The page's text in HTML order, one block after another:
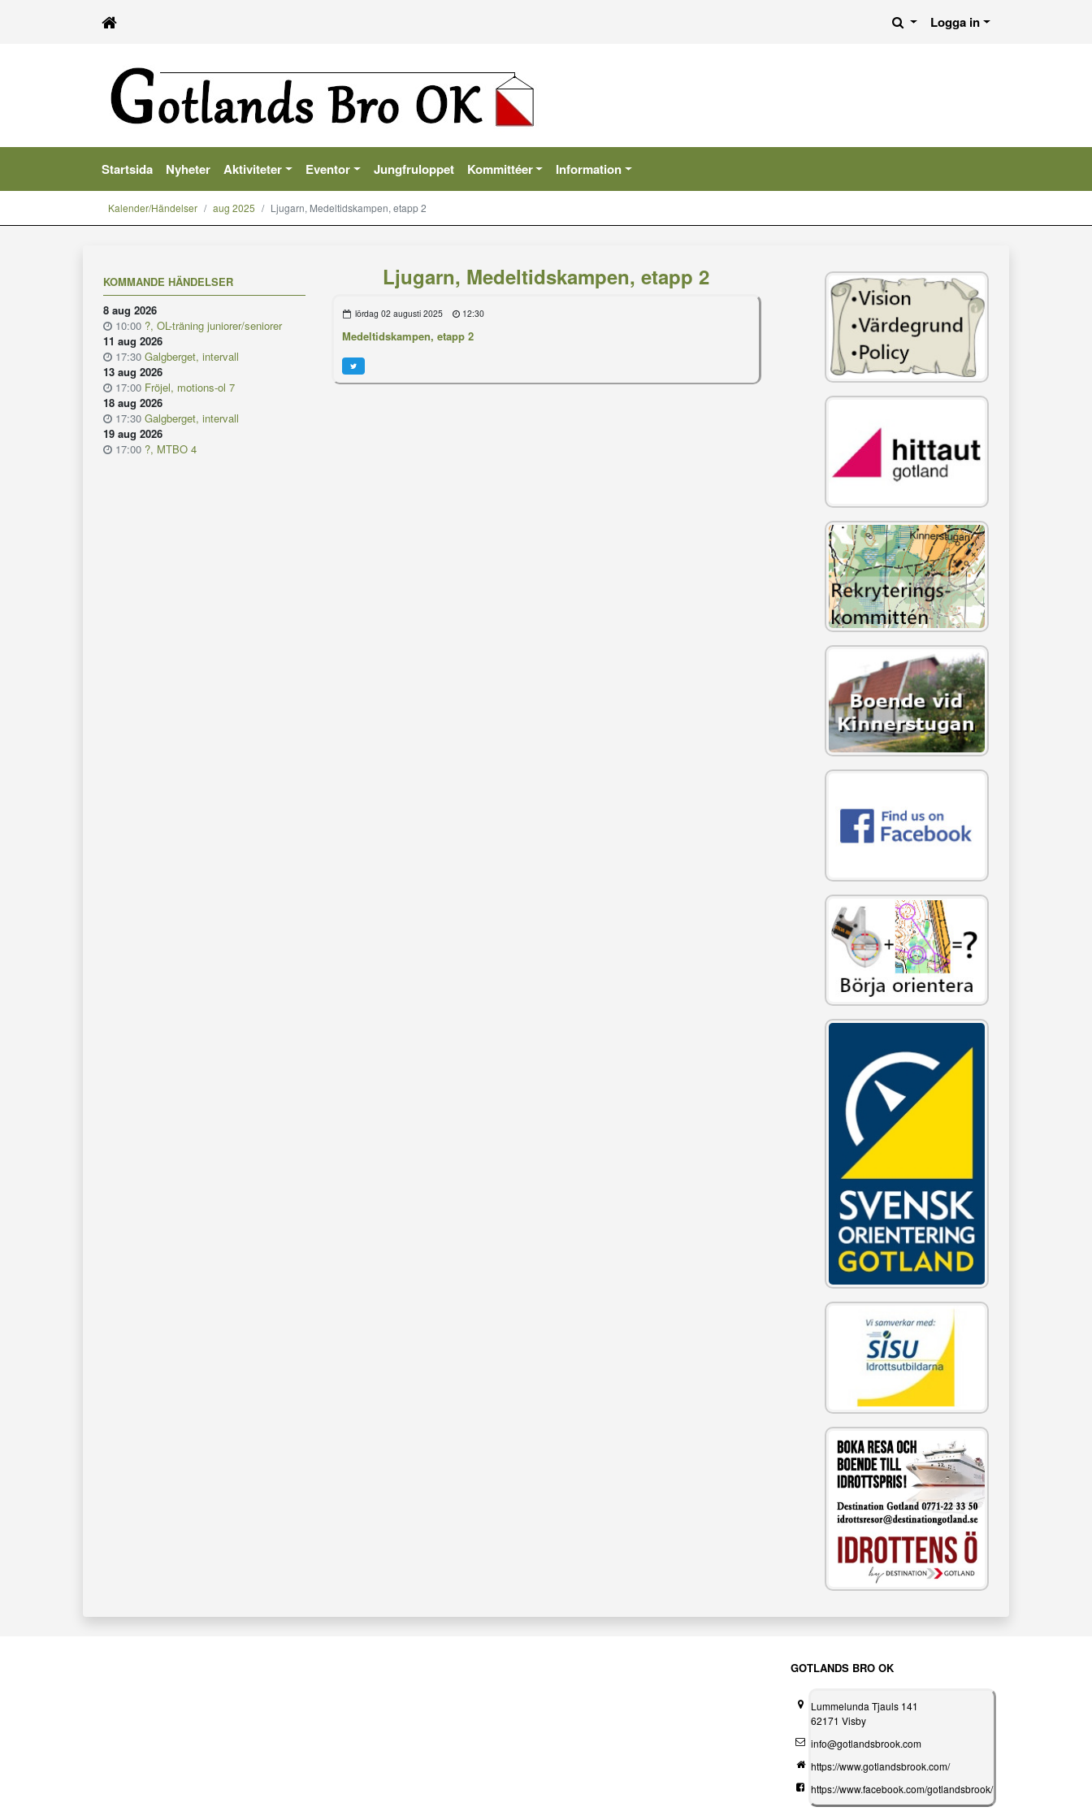
Logga in
Startsida Nyheter Aktiviteter Eventor Jungfruloppet Kommittéer Information
Kalender/Händelser aug 2025 Ljugarn, Medeltidskampen, etapp 2
KOMMANDE HÄNDELSER
8 aug 2026
10:00 ?, OL-träning juniorer/seniorer
11 aug 2026
17:30 Galgberget, intervall
13 aug 2026
17:00 Fröjel, motions-ol 7
18 aug 2026
17:30 Galgberget, intervall
19 aug 2026
17:00 ?, MTBO 4
Ljugarn, Medeltidskampen, etapp 2
lördag 02 augusti 2025 12:30
Medeltidskampen, etapp 2
GOTLANDS BRO OK
Lummelunda Tjauls 141
62171 Visby
info@gotlandsbrook.com
https://www.gotlandsbrook.com/
https://www.facebook.com/gotlandsbrook/